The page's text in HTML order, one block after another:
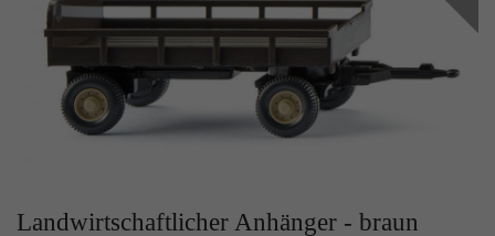
Landwirtschaftlicher Anhänger - braun